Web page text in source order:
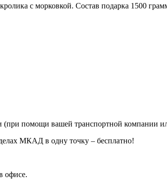
с морковкой. Состав подарка 1500
(при помощи вашей транспортной компании
МКАД в одну точку – бесплатно!
офисе.